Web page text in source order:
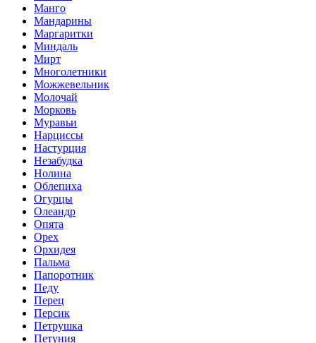
Манго
Мандарины
Маргаритки
Миндаль
Мирт
Многолетники
Можжевельник
Молочай
Морковь
Муравьи
Нарциссы
Настурция
Незабудка
Нолина
Облепиха
Огурцы
Олеандр
Опята
Орех
Орхидея
Пальма
Папоротник
Педу
Перец
Персик
Петрушка
Петуния